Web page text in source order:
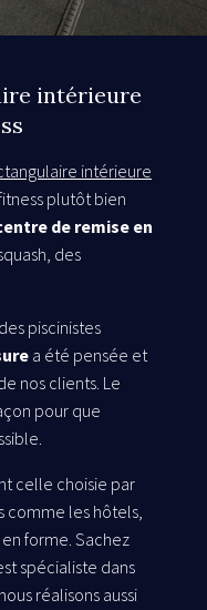
intérieure
intérieure
plutôt bien
de remise en
des
piscinistes
a été pensée et
nos clients. Le
pour que
celle choisie par
comme les hôtels,
forme. Sachez
spécialiste dans
réalisons aussi